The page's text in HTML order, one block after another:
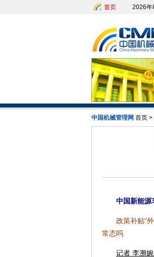
首页 2026
中国机械管理网 首页 >
中国新能源
政策补贴“
常态吗
记者 李溯